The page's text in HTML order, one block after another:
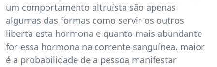
um comportamento altruísta são apenas
algumas das formas como servir os outros
liberta esta hormona e quanto mais abundante
for essa hormona na corrente sanguínea, maior
é a probabilidade de a pessoa manifestar